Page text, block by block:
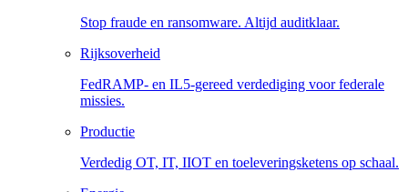
Stop fraude en ransomware. Altijd auditklaar.
Rijksoverheid
FedRAMP- en IL5-gereed verdediging voor federale
missies.
Productie
Verdedig OT, IT, IIOT en toeleveringsketens op schaal.